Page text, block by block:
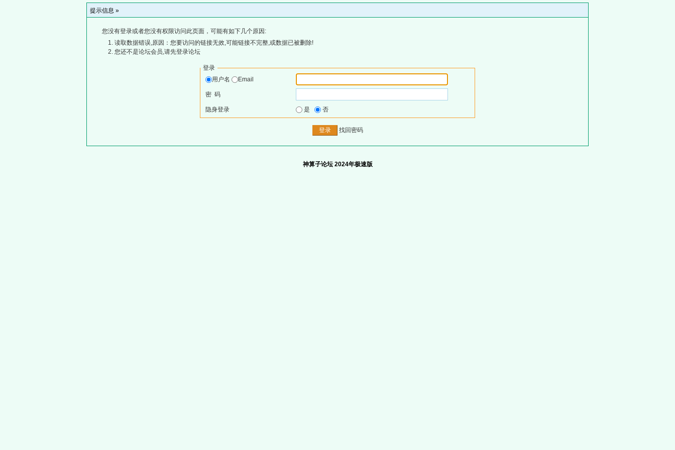
提示信息 »
您没有登录或者您没有权限访问此页面，可能有如下几个原因:
读取数据错误,原因：您要访问的链接无效,可能链接不完整,或数据已被删除!
您还不是论坛会员,请先登录论坛
登录
用户名
Email
密 码
隐身登录 是 否
找回密码
神算子论坛 2024年极速版